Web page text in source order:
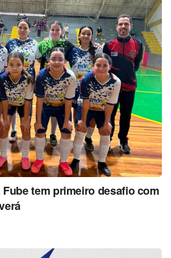
tem primeiro desafio com